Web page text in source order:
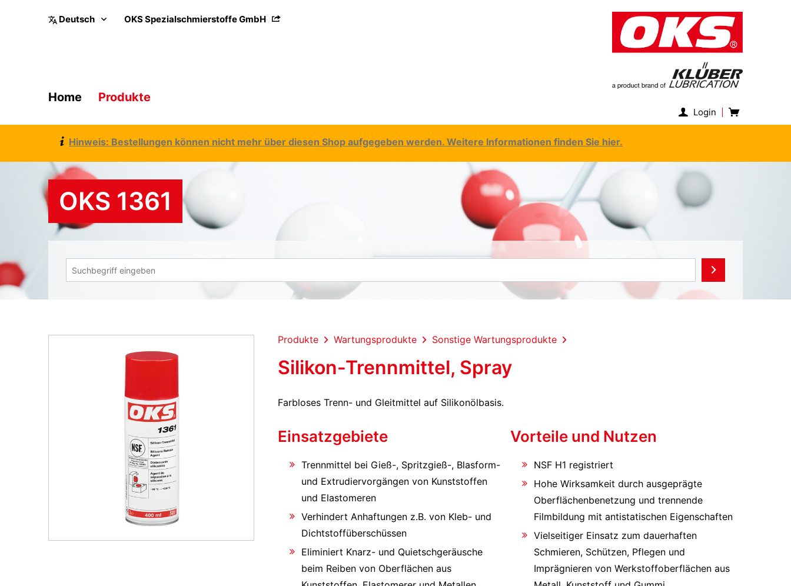
OKS Spezialschmierstoffe GmbH
Home Produkte
Login
Hinweis: Bestellungen können nicht mehr über diesen Shop aufgegeben werden. Weitere Informationen finden Sie hier.
OKS 1361
Produkte Wartungsprodukte Sonstige Wartungsprodukte
Silikon-Trennmittel, Spray
Farbloses Trenn- und Gleitmittel auf Silikonölbasis.
Einsatzgebiete
Trennmittel bei Gieß-, Spritzgieß-, Blasform-
und Extrudiervorgängen von Kunststoffen
und Elastomeren
Verhindert Anhaftungen z.B. von Kleb- und
Dichtstoffüberschüssen
Eliminiert Knarz- und Quietschgeräusche
beim Reiben von Oberflächen aus
Vorteile und Nutzen
NSF H1 registriert
Hohe Wirksamkeit durch ausgeprägte
Oberflächenbenetzung und trennende
Filmbildung mit antistatischen Eigenschaften
Vielseitiger Einsatz zum dauerhaften
Schmieren, Schützen, Pflegen und
Imprägnieren von Werkstoffoberflächen aus